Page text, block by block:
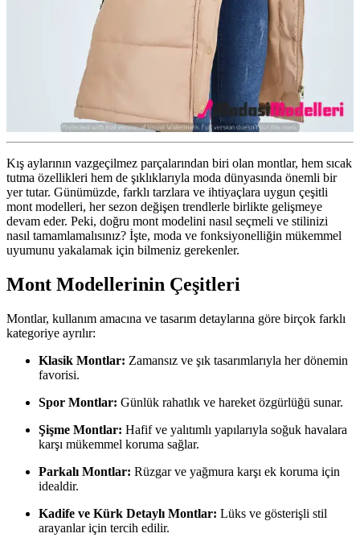
Kış aylarının vazgeçilmez parçalarından biri olan montlar, hem sıcak
tutma özellikleri hem de şıklıklarıyla moda dünyasında önemli bir
yer tutar. Günümüzde, farklı tarzlara ve ihtiyaçlara uygun çeşitli
mont modelleri, her sezon değişen trendlerle birlikte gelişmeye
devam eder. Peki, doğru mont modelini nasıl seçmeli ve stilinizi
nasıl tamamlamalısınız? İşte, moda ve fonksiyonelliğin mükemmel
uyumunu yakalamak için bilmeniz gerekenler.
Mont Modellerinin Çeşitleri
Montlar, kullanım amacına ve tasarım detaylarına göre birçok farklı
kategoriye ayrılır:
Klasik Montlar: Zamansız ve şık tasarımlarıyla her dönemin
favorisi.
Spor Montlar: Günlük rahatlık ve hareket özgürlüğü sunar.
Şişme Montlar: Hafif ve yalıtımlı yapılarıyla soğuk havalara
karşı mükemmel koruma sağlar.
Parkalı Montlar: Rüzgar ve yağmura karşı ek koruma için
idealdir.
Kadife ve Kürk Detaylı Montlar: Lüks ve gösterişli stil
arayanlar için tercih edilir.